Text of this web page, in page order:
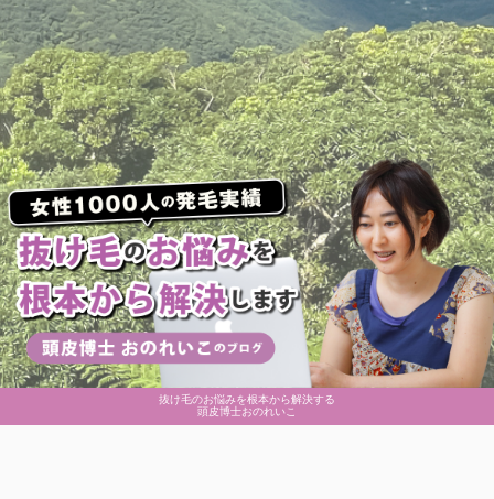
抜け毛のお悩みを根本から解決する
頭皮博士おのれいこ